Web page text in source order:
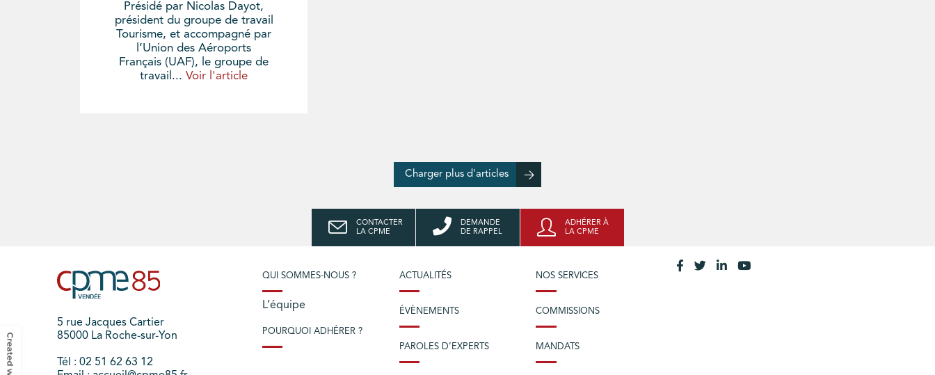
Présidé par Nicolas Dayot,
président du groupe de travail
Tourisme, et accompagné par
l’Union des Aéroports
Français (UAF), le groupe de
travail...Voir l'article
Charger plus d'articles
CONTACTER
LA CPME
DEMANDE
DE RAPPEL
ADHÉRER À
LA CPME
5 rue Jacques Cartier
85000 La Roche-sur-Yon
Tél : 02 51 62 63 12
QUI SOMMES-NOUS ?
L’équipe
POURQUOI ADHÉRER ?
ACTUALITÉS
ÉVÈNEMENTS
PAROLES D’EXPERTS
NOS SERVICES
COMMISSIONS
MANDATS